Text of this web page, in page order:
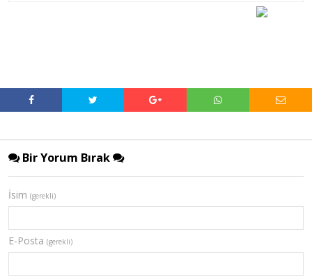
Bir Yorum Bırak
İsim (gerekli)
E-Posta (gerekli)